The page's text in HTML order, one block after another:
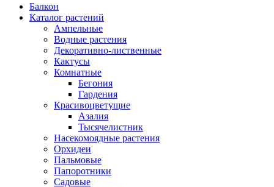
Балкон
Каталог растений
Ампельные
Водные растения
Декоративно-лиственные
Кактусы
Комнатные
Бегония
Гардения
Красивоцветущие
Азалия
Тысячелистник
Насекомоядные растения
Орхидеи
Пальмовые
Папоротники
Садовые